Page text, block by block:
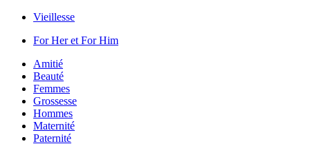
Vieillesse
For Her et For Him
Amitié
Beauté
Femmes
Grossesse
Hommes
Maternité
Paternité